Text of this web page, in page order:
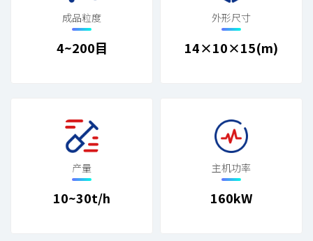
成品粒度
4~200目
外形尺寸
14×10×15(m)
产量
10~30t/h
主机功率
160kW